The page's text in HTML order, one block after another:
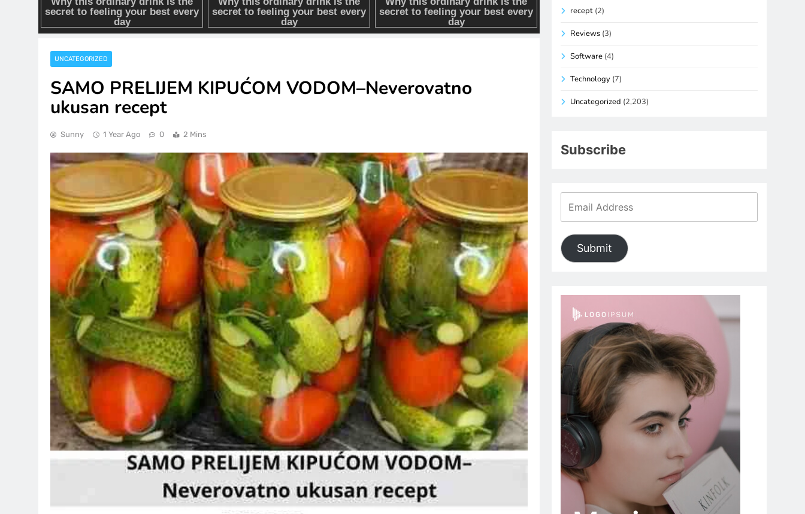
UNCATEGORIZED
SAMO PRELIJEM KIPUĆOM VODOM–Neverovatno
ukusan recept
Sunny 1 Year Ago 0 2 Mins
recept (2)
Reviews (3)
Software (4)
Technology (7)
Uncategorized (2,203)
Subscribe
Submit